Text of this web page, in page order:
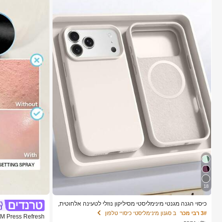
18
כיסוי הגנה מגנטי מינימליסטי מסיליקון נוזלי לטעינה אלחוטית,
הגנת קטיפה למצלמה, מתנה לאביב ויום הולדת, למשרד מקצ
3# רבי מכר
ב סגנון מינימליסטי כיסויי טלפון